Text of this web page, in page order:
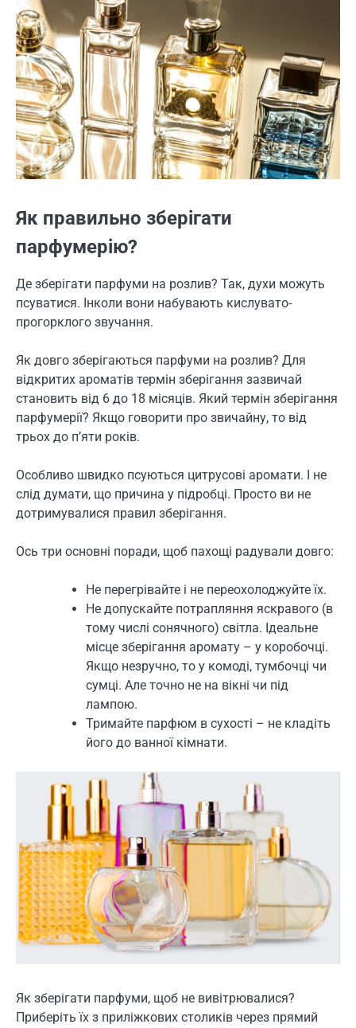
Як правильно зберігати
парфумерію?
Де зберігати парфуми на розлив? Так, духи можуть
псуватися. Інколи вони набувають кислувато-
прогорклого звучання.
Як довго зберігаються парфуми на розлив? Для
відкритих ароматів термін зберігання зазвичай
становить від 6 до 18 місяців. Який термін зберігання
парфумерії? Якщо говорити про звичайну, то від
трьох до п’яти років.
Особливо швидко псуються цитрусові аромати. І не
слід думати, що причина у підробці. Просто ви не
дотримувалися правил зберігання.
Ось три основні поради, щоб пахощі радували довго:
Не перегрівайте і не переохолоджуйте їх.
Не допускайте потрапляння яскравого (в
тому числі сонячного) світла. Ідеальне
місце зберігання аромату – у коробочці.
Якщо незручно, то у комоді, тумбочці чи
сумці. Але точно не на вікні чи під
лампою.
Тримайте парфюм в сухості – не кладіть
його до ванної кімнати.
Як зберігати парфуми, щоб не вивітрювалися?
Приберіть їх з приліжкових столиків через прямий